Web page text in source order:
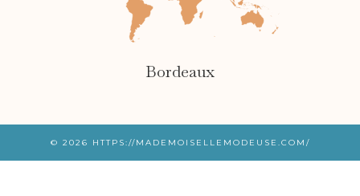
Bordeaux
© 2026 HTTPS://MADEMOISELLEMODEUSE.COM/